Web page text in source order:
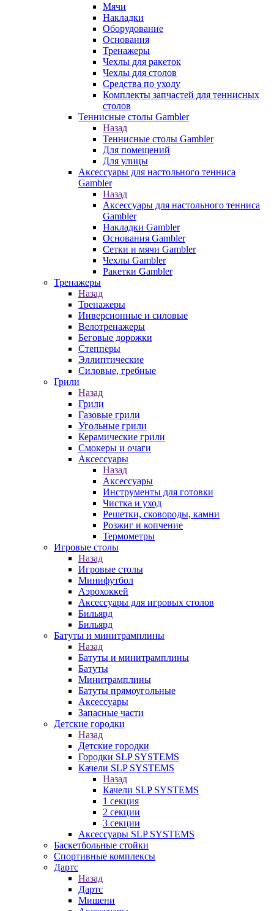
Мячи
Накладки
Оборудование
Основания
Тренажеры
Чехлы для ракеток
Чехлы для столов
Средства по уходу
Комплекты запчастей для теннисных
столов
Теннисные столы Gambler
Назад
Теннисные столы Gambler
Для помещений
Для улицы
Аксессуары для настольного тенниса
Gambler
Назад
Аксессуары для настольного тенниса
Gambler
Накладки Gambler
Основания Gambler
Сетки и мячи Gambler
Чехлы Gambler
Ракетки Gambler
Тренажеры
Назад
Тренажеры
Инверсионные и силовые
Велотренажеры
Беговые дорожки
Степперы
Эллиптические
Силовые, гребные
Грили
Назад
Грили
Газовые грили
Угольные грили
Керамические грили
Смокеры и очаги
Аксессуары
Назад
Аксессуары
Инструменты для готовки
Чистка и уход
Решетки, сковороды, камни
Розжиг и копчение
Термометры
Игровые столы
Назад
Игровые столы
Минифутбол
Аэрохоккей
Аксессуары для игровых столов
Бильяpд
Бильяpд
Батуты и минитрамплины
Назад
Батуты и минитрамплины
Батуты
Минитрамплины
Батуты прямоугольные
Аксессуары
Запасные части
Детские городки
Назад
Детские городки
Городки SLP SYSTEMS
Качели SLP SYSTEMS
Назад
Качели SLP SYSTEMS
1 секция
2 секции
3 секции
Аксессуары SLP SYSTEMS
Баскетбольные стойки
Спортивные комплексы
Дартс
Назад
Дартс
Мишени